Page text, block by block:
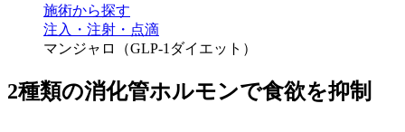
施術から探す
注入・注射・点滴
マンジャロ（GLP-1ダイエット）
2種類の消化管ホルモンで食欲を抑制